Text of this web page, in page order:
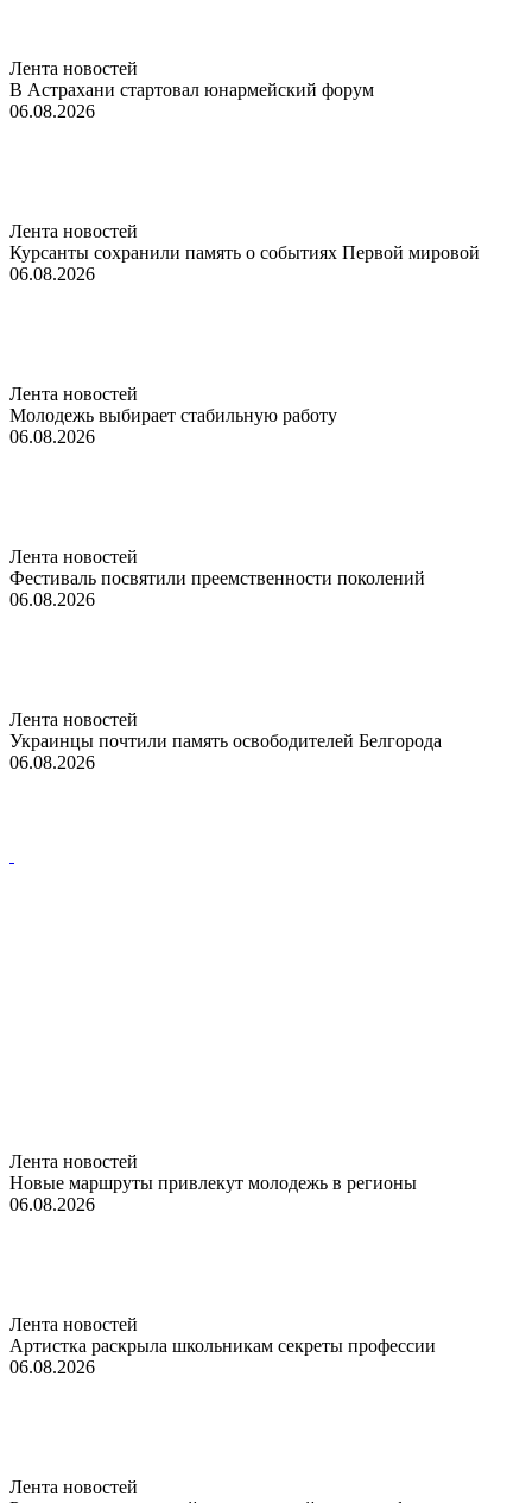
Лента новостей
В Астрахани стартовал юнармейский форум
06.08.2026
Лента новостей
Курсанты сохранили память о событиях Первой мировой
06.08.2026
Лента новостей
Молодежь выбирает стабильную работу
06.08.2026
Лента новостей
Фестиваль посвятили преемственности поколений
06.08.2026
Лента новостей
Украинцы почтили память освободителей Белгорода
06.08.2026
Лента новостей
Новые маршруты привлекут молодежь в регионы
06.08.2026
Лента новостей
Артистка раскрыла школьникам секреты профессии
06.08.2026
Лента новостей